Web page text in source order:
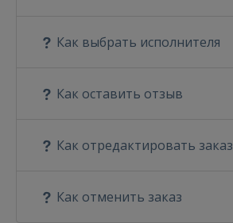
Как выбрать исполнителя
Как оставить отзыв
Как отредактировать заказ
Как отменить заказ